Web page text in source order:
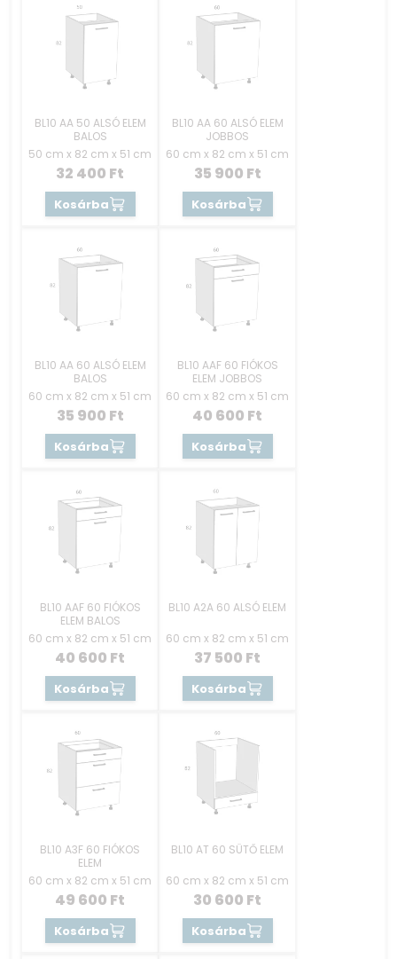
BL10 AA 50 ALSÓ ELEM
BALOS
50 cm x 82 cm x 51 cm
32 400 Ft
Kosárba
BL10 AA 60 ALSÓ ELEM
JOBBOS
60 cm x 82 cm x 51 cm
35 900 Ft
Kosárba
BL10 AA 60 ALSÓ ELEM
BALOS
60 cm x 82 cm x 51 cm
35 900 Ft
Kosárba
BL10 AAF 60 FIÓKOS
ELEM JOBBOS
60 cm x 82 cm x 51 cm
40 600 Ft
Kosárba
BL10 AAF 60 FIÓKOS
ELEM BALOS
60 cm x 82 cm x 51 cm
40 600 Ft
Kosárba
BL10 A2A 60 ALSÓ ELEM
60 cm x 82 cm x 51 cm
37 500 Ft
Kosárba
BL10 A3F 60 FIÓKOS
ELEM
60 cm x 82 cm x 51 cm
49 600 Ft
Kosárba
BL10 AT 60 SÜTŐ ELEM
60 cm x 82 cm x 51 cm
30 600 Ft
Kosárba